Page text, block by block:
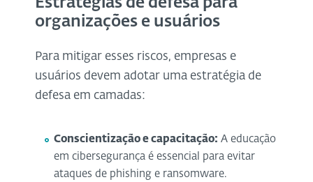
organizações e usuários
Para mitigar esses riscos, empresas e
usuários devem adotar uma estratégia de
defesa em camadas:
Conscientização e capacitação: A educação
em cibersegurança é essencial para evitar
ataques de phishing e ransomware.